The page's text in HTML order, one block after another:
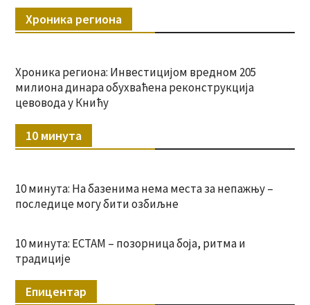
Хроника региона
Хроника региона: Инвестицијом вредном 205
милиона динара обухваћена реконструкција
цевовода у Книћу
10 минута
10 минута: На базенима нема места за непажњу –
последице могу бити озбиљне
10 минута: ЕСТАМ – позорница боја, ритма и
традиције
Епицентар